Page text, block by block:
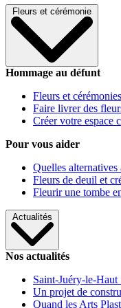
Fleurs et cérémonie
Hommage au défunt
Fleurs et cérémonies
Faire livrer des
Créer votre espace
Pour vous aider
Quelles
Fleurs de deuil et
Fleurir une tombe
Actualités
Nos actualités
Saint-Juéry-le-Haut
Un projet de
Quand les Arts